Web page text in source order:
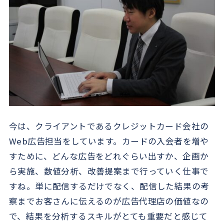
今は、クライアントであるクレジットカード会社の
Web広告担当をしています。カードの入会者を増や
すために、どんな広告をどれぐらい出すか、企画か
ら実施、数値分析、改善提案まで行っていく仕事で
すね。単に配信するだけでなく、配信した結果の考
察までお客さんに伝えるのが広告代理店の価値なの
で、結果を分析するスキルがとても重要だと感じて